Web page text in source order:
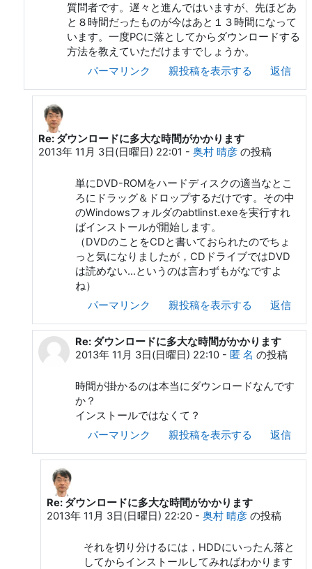
質問者です。遅々と進んではいますが、先ほどあ
と８時間だったものが今はあと１３時間になって
います。一度PCに落としてからダウンロードする
方法を教えていただけますでしょうか。
パーマリンク
親投稿を表示する 返信
島 智彦 への返信
Re: ダウンロードに多大な時間がかかります
2013年 11月 3日(日曜日) 22:01 - 奥村 晴彦の投稿
単にDVD-ROMをハードディスクの適当なとこ
ろにドラッグ＆ドロップするだけです。その中
のWindowsフォルダのabtlinst.exeを実行すれ
ばインストールが開始します。
（DVDのことをCDと書いておられたのでちょ
っと気になりましたが，CDドライブではDVD
は読めない…というのは言わずもがなですよ
ね）
パーマリンク
親投稿を表示する 返信
島 智彦 への返信
Re: ダウンロードに多大な時間がかかります
2013年 11月 3日(日曜日) 22:10- 匿 名 の投稿
時間が掛かるのは本当にダウンロードなんです
か？
インストールではなくて？
パーマリンク
親投稿を表示する 返信
匿 名 への返信
Re: ダウンロードに多大な時間がかかります
2013年 11月 3日(日曜日) 22:20- 奥村 晴彦の投稿
それを切り分けるには，HDDにいったん落と
してからインストールしてみればわかります